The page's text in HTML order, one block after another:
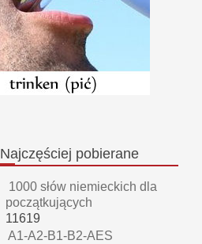
Najczęściej pobierane
1000 słów niemieckich dla
początkujących
11619
A1-A2-B1-B2-AES